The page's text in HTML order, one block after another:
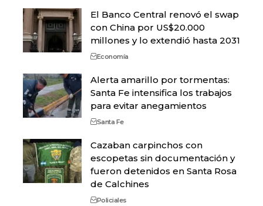
El Banco Central renovó el swap
con China por US$20.000
millones y lo extendió hasta 2031
Economía
Alerta amarillo por tormentas:
Santa Fe intensifica los trabajos
para evitar anegamientos
Santa Fe
Cazaban carpinchos con
escopetas sin documentación y
fueron detenidos en Santa Rosa
de Calchines
Policiales